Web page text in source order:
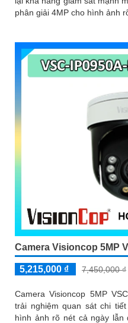
phân giải 4MP cho hình ảnh
Camera Visioncop 5MP
5,215,000 ₫ 7,450,000 ₫
Camera Visioncop 5MP
trải nghiệm quan sát chi
hình ảnh rõ nét cả ngày lẫn đêm. Zoom quang 4X